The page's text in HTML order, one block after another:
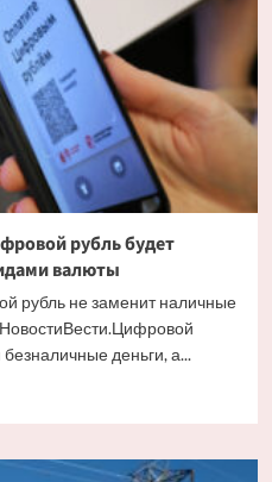
рубль будет
валюты
рубль не заменит наличные
деньги, а...